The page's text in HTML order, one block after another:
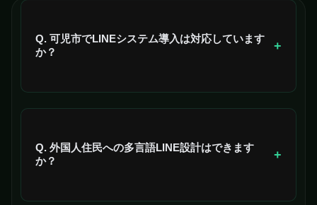
Q. 可児市でLINEシステム導入は対応しています
か？
+
Q. 外国人住民への多言語LINE設計はできます
か？
+